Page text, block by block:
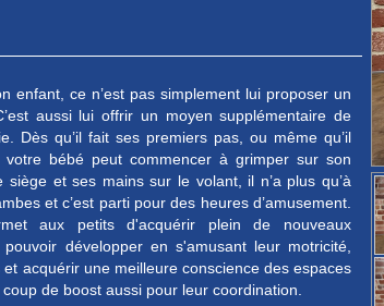
enfant, ce n’est pas simplement lui proposer un
aussi lui offrir un moyen supplémentaire de
Dès qu’il fait ses premiers pas, ou même qu’il
bébé peut commencer à grimper sur son
siège et ses mains sur le volant, il n’a plus qu’à
et c’est parti pour des heures d’amusement.
aux petits d'acquérir plein de nouveaux
développer en s'amusant leur motricité,
acquérir une meilleure conscience des espaces
de boost aussi pour leur coordination.